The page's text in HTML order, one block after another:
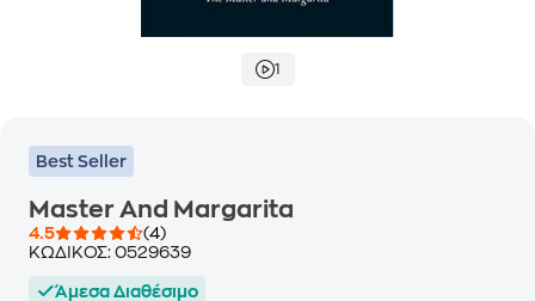
1
Best Seller
Master And Margarita
4.5
(4)
ΚΩΔΙΚΟΣ: 0529639
Άμεσα Διαθέσιμο